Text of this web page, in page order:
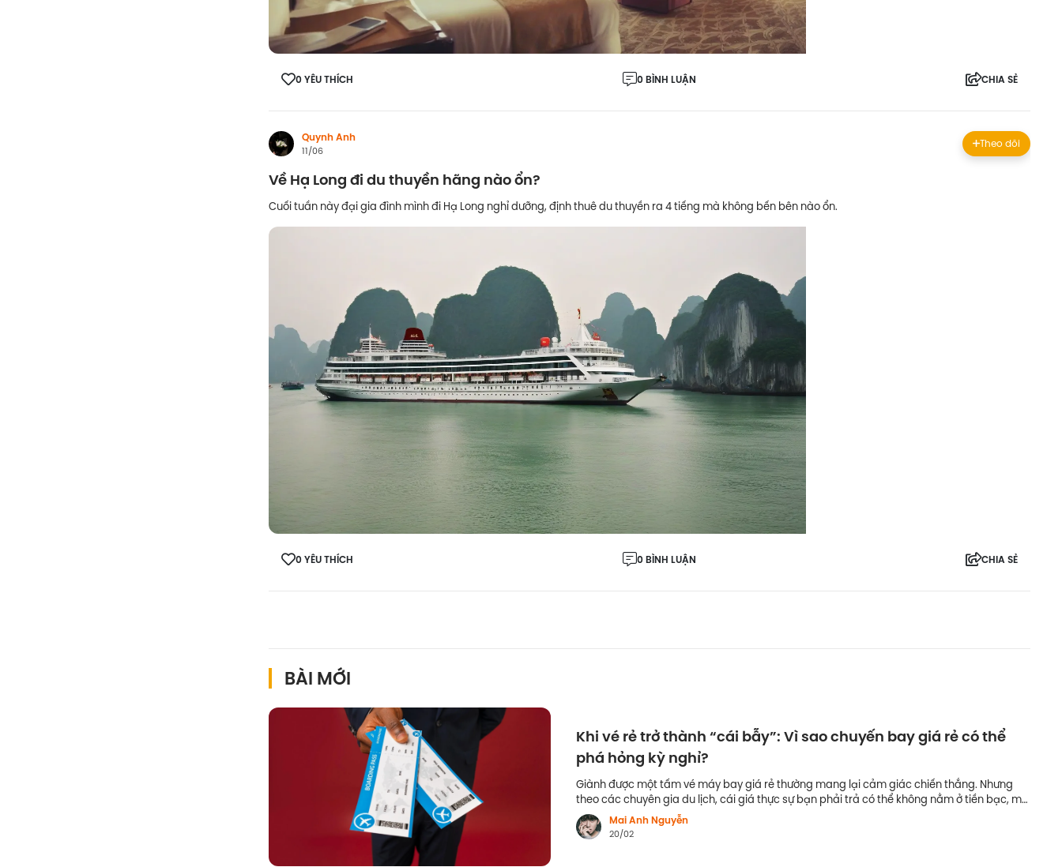
0 YÊU THÍCH 0 BÌNH LUẬN CHIA SẺ
Quynh Anh
11/06
Theo dõi
Về Hạ Long đi du thuyền hãng nào ổn?
Cuối tuần này đại gia đình mình đi Hạ Long nghỉ dưỡng, định thuê du thuyền ra 4 tiếng mà không bến bên nào ổn.
0 YÊU THÍCH 0 BÌNH LUẬN CHIA SẺ
BÀI MỚI
Khi vé rẻ trở thành “cái bẫy”: Vì sao chuyến bay giá rẻ có thể
phá hỏng kỳ nghỉ?
Giành được một tấm vé máy bay giá rẻ thường mang lại cảm giác chiến thắng. Nhưng
theo các chuyên gia du lịch, cái giá thực sự bạn phải trả có thể không nằm ở tiền bạc, mà
ở thời gian, năng lượng và cảm xúc ngay ngày đầu kỳ nghỉ.
Mai Anh Nguyễn
20/02